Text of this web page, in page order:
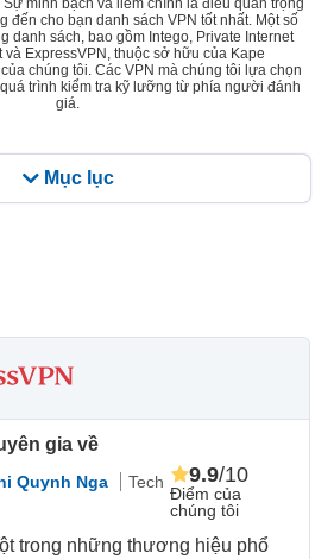
Mục lục
đến cho bạn danh sách VPN tốt nhất. Một số
danh sách, bao gồm Intego, Private Internet
và ExpressVPN, thuộc sở hữu của Kape
chúng tôi. Các VPN mà chúng tôi lựa chọn
trình kiểm tra kỹ lưỡng từ phía người đánh
giá.
gia về
Quynh Nga
Tech
Điểm của
chúng tôi
9.9/10
trong những thương hiệu phổ